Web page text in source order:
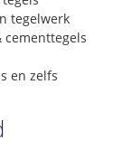
tegelwerk
cementtegels
en zelfs